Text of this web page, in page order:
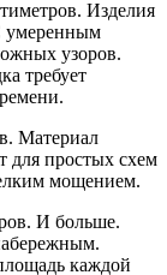
Изделия
умеренным
узоров.
требует
Материал
для простых схем
мощением.
И больше.
каждой